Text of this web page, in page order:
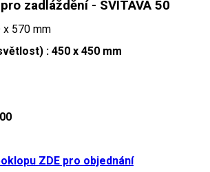
zadláždění - SVITAVA 50
x 570 mm
: 450 x 450 mm
ZDE pro objednání